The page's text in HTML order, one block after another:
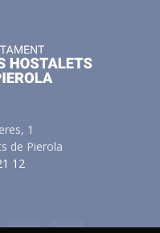
1
de Pierola
12